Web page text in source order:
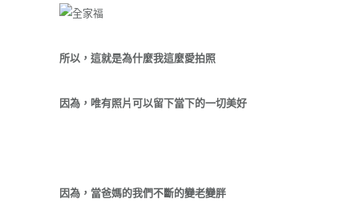
所以，這就是為什麼我這麼愛拍照
因為，唯有照片可以留下當下的一切美好
因為，當爸媽的我們不斷的變老變胖